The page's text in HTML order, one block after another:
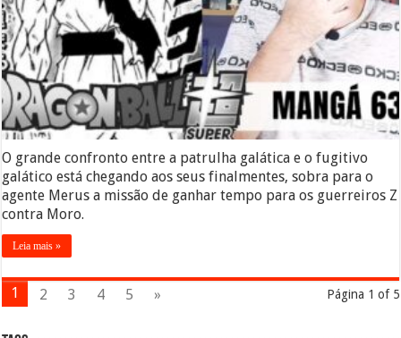
O grande confronto entre a patrulha galática e o fugitivo
galático está chegando aos seus finalmentes, sobra para o
agente Merus a missão de ganhar tempo para os guerreiros Z
contra Moro.
Leia mais »
Página 1 of 5
1 2 3 4 5 »